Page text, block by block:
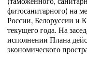
фитосанитарного) на
России, Белоруссии и
текущего года. На
исполнении Плана
экономического